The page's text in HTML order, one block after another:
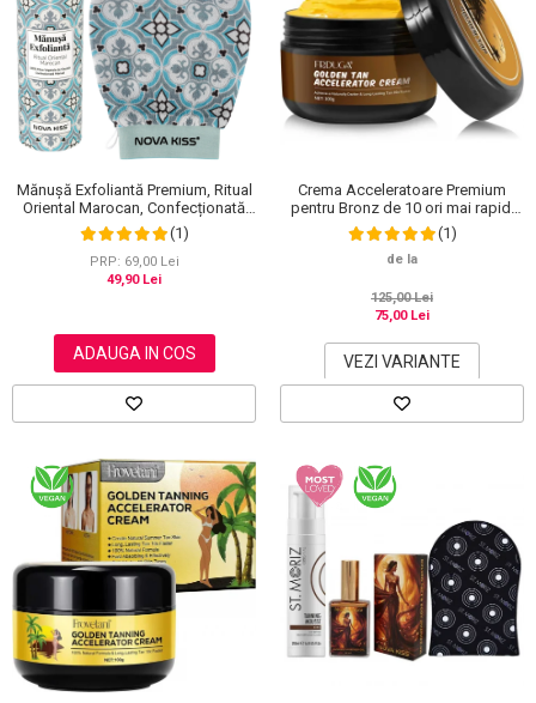
Mănușă Exfoliantă Premium, Ritual
Oriental Marocan, Confecționată
Manual, NOVA KISS®
(1)
PRP: 69,00 Lei
49,90 Lei
ADAUGA IN COS
Crema Acceleratoare Premium
pentru Bronz de 10 ori mai rapid,
Efect Intensificator, Ingrediente
100% Naturale, Frduga
(1)
de la
125,00 Lei
75,00 Lei
VEZI VARIANTE